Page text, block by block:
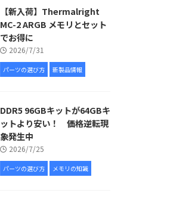
【新入荷】Thermalright
MC-2 ARGB メモリとセット
でお得に
2026/7/31
パーツの選び方 新製品情報
DDR5 96GBキットが64GBキ
ットより安い！ 価格逆転現
象発生中
2026/7/25
パーツの選び方 メモリの知識